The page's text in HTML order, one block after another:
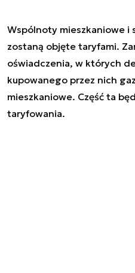
Wspólnoty mieszkaniowe i
zostaną objęte taryfami.
oświadczenia, w których
kupowanego przez nich
mieszkaniowe. Część ta
taryfowania.